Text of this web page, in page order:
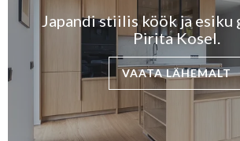
Japandi stiilis köök ja esiku
Pirita Kosel.
VAATA LÄHEMALT